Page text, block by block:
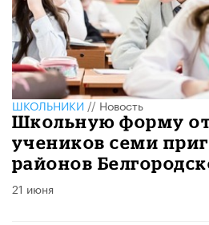
ШКОЛЬНИКИ//Новость
Школьную форму
учеников семи
районов
21 июня